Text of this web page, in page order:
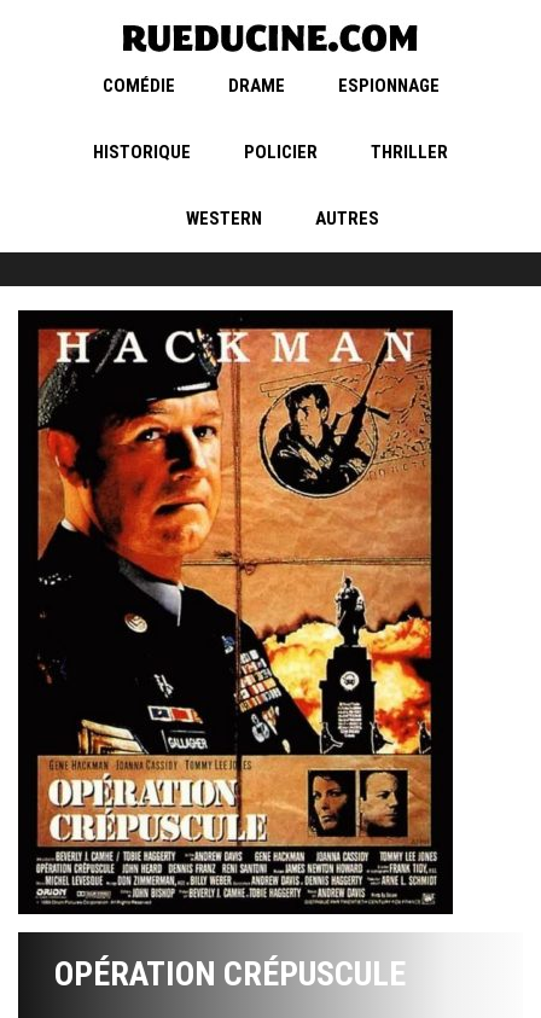
COMÉDIE DRAME ESPIONNAGE
HISTORIQUE POLICIER THRILLER
WESTERN AUTRES
OPÉRATION CRÉPUSCULE